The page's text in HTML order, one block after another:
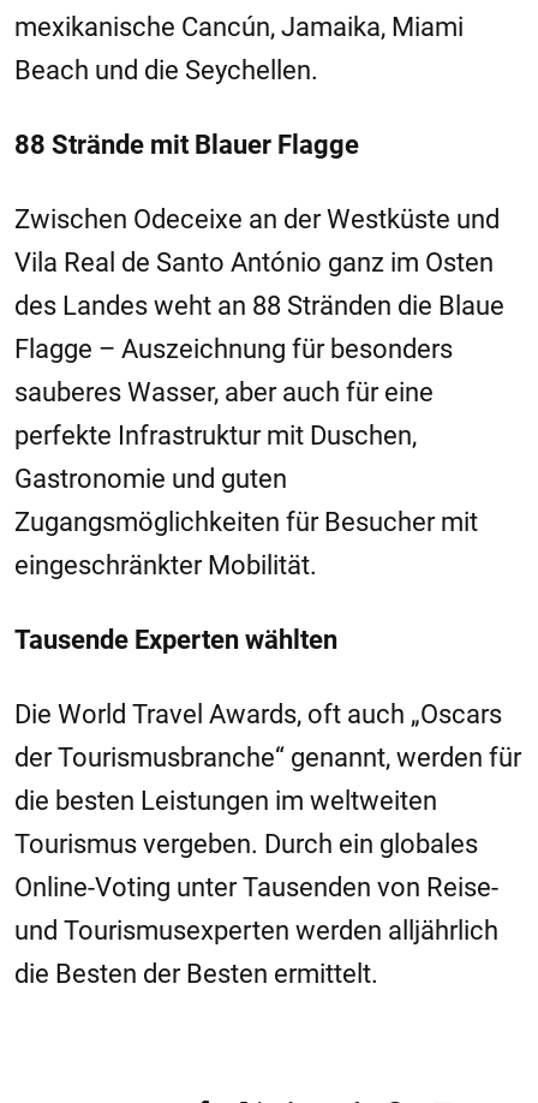
mexikanische Cancún, Jamaika, Miami
Beach und die Seychellen.
88 Strände mit Blauer Flagge
Zwischen Odeceixe an der Westküste und
Vila Real de Santo António ganz im Osten
des Landes weht an 88 Stränden die Blaue
Flagge – Auszeichnung für besonders
sauberes Wasser, aber auch für eine
perfekte Infrastruktur mit Duschen,
Gastronomie und guten
Zugangsmöglichkeiten für Besucher mit
eingeschränkter Mobilität.
Tausende Experten wählten
Die World Travel Awards, oft auch „Oscars
der Tourismusbranche“ genannt, werden für
die besten Leistungen im weltweiten
Tourismus vergeben. Durch ein globales
Online-Voting unter Tausenden von Reise-
und Tourismusexperten werden alljährlich
die Besten der Besten ermittelt.